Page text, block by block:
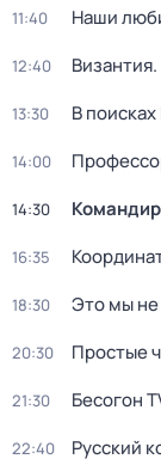
11:40 Наши
12:40
13:30 В поисках
14:00
14:30
16:35
18:30 Это мы
20:30 Простые
21:30 Бесогон
22:40 Русский